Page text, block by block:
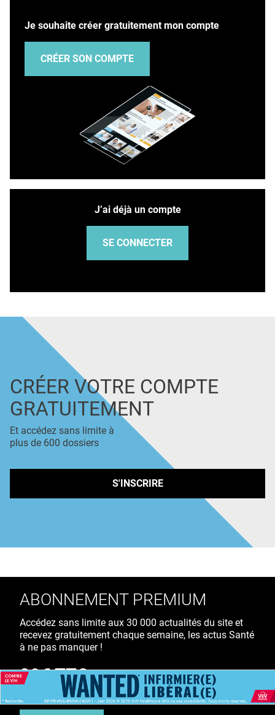
Je souhaite créer gratuitement mon compte
CRÉER SON COMPTE
J’ai déjà un compte
SE CONNECTER
CRÉER VOTRE COMPTE
GRATUITEMENT
Et accédez sans limite à
plus de 600 dossiers
S'INSCRIRE
ABONNEMENT PREMIUM
Accédez sans limite aux 30 000 actualités du site et
recevez gratuitement chaque semaine, les actus Santé
à ne pas manquer !
39€ TTC